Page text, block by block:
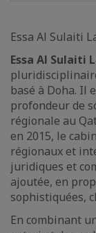
Essa Al Sulaiti
Essa Al Sulaiti
basé à Doha. Il
profondeur de
régionale au
en 2015, le
régionaux et
juridiques et
ajoutée, en
sophistiquées,
En combinant